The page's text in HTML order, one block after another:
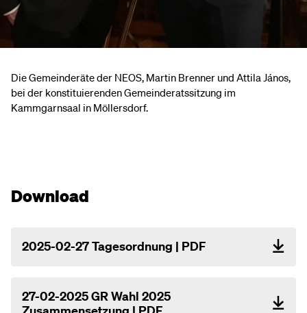
Die Gemeinderäte der NEOS, Martin Brenner und Attila János,
bei der konstituierenden Gemeinderatssitzung im
Kammgarnsaal in Möllersdorf.
Download
2025-02-27 Tagesordnung | PDF
27-02-2025 GR Wahl 2025